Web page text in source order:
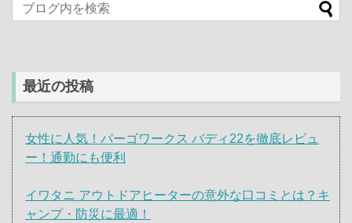
最近の投稿
女性に人気！パーゴワークス バディ22を徹底レビュ
ー！通勤にも便利
イワタニ アウトドアヒーターの意外な口コミとは？キ
ャンプ・防災に最適！